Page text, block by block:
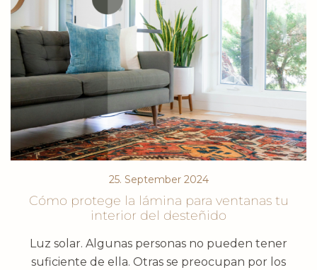
25. September 2024
Cómo protege la lámina para ventanas tu
interior del desteñido
Luz solar. Algunas personas no pueden tener
suficiente de ella. Otras se preocupan por los